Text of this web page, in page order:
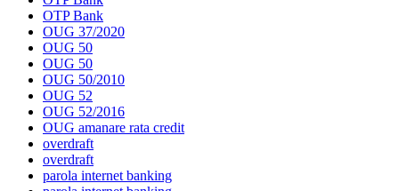
OTP Bank
OUG 37/2020
OUG 50
OUG 50
OUG 50/2010
OUG 52
OUG 52/2016
OUG amanare rata credit
overdraft
overdraft
parola internet banking